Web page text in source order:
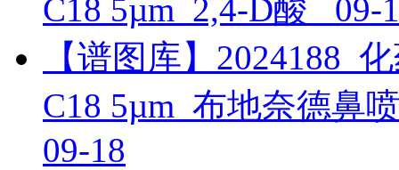
C18 5µm_2,4-D酸_ 09-
【谱图库】2024188_
C18 5µm_布地奈德鼻
09-18